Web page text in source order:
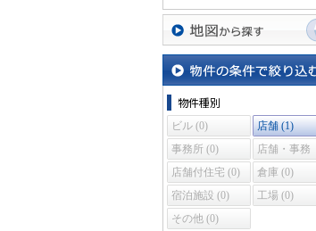
地図から探す
物件の条件で絞り込む
物件種別
ビル (0)
店舗 (1)
事務所 (0)
店舗・事務
所 (0)
店舗付住宅 (0)
倉庫 (0)
宿泊施設 (0)
工場 (0)
その他 (0)